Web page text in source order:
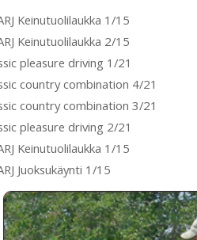
Keinutuolilaukka 1/15
Keinutuolilaukka 2/15
pleasure driving 1/21
country combination 4/21
country combination 3/21
pleasure driving 2/21
Keinutuolilaukka 1/15
Juoksukäynti 1/15